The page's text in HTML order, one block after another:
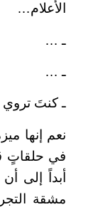
الأعلام…
ـ …
ـ …
ـ كنتَ
نعم إنها
في حلقاتٍ
أبداً إلى
مشقة